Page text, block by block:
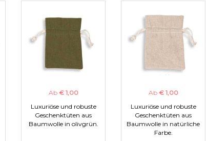
Ab € 1,00
Luxuriöse und robuste
Geschenktüten aus
Baumwolle in olivgrün.
Ab € 1,00
Luxuriöse und robuste
Geschenktüten aus
Baumwolle in natürliche
Farbe.